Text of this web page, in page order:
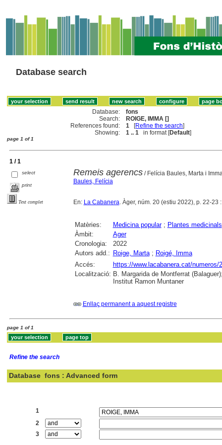
Database search
Database:
fons
Search:
ROIGE, IMMA []
References found:
1 [Refine the search]
Showing:
1 .. 1 in format [Default]
page 1 of 1
1 / 1
select
print
Text complet
Remeis agerencs/ Felícia Baules, Marta i
Baules, Felícia
En: La Cabanera. Àger, núm. 20 (estiu 2022), p. 22-23
Matèries: Medicina popular; Plantes medicinals
Àmbit:
Ager
Cronologia:
2022
Autors add.: Roige, Marta; Roigé, Imma
Accés:
https://www.lacabanera.cat/numeros/
Localització: B. Margarida de Montferrat
Institut Ramon Muntaner
Enllaç permanent a aquest registre
page 1 of 1
Refine the search
Database fons : Advanced form
1
2
3